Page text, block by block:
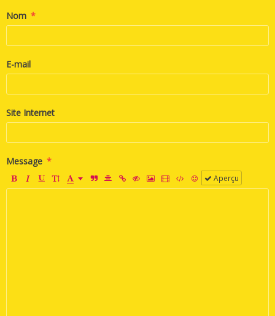
Nom
E-mail
Site Internet
Message
Aperçu